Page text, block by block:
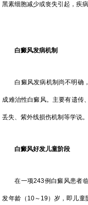
黑素细胞减少或丧失引起，疾
白癜风发病机制
白癜风发病机制尚不明确
成难治性白癜风。主要有遗传
丢失、紫外线损伤机制等学说。
白癜风好发儿童阶段
在一项243例白癜风患者
发年龄（10～19）岁，即儿童